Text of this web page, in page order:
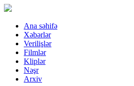
Ana səhifə
Xəbərlər
Verilişlər
Filmlər
Kliplər
Nəşr
Arxiv